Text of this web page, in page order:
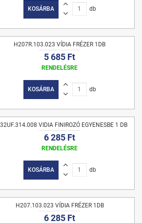
KOSÁRBA db
H207R.103.023 VÍDIA FRÉZER 1DB
5 685 Ft
RENDELÉSRE
KOSÁRBA db
VIDIA FINIROZÓ EGYENESBE 1 DB
6 285 Ft
RENDELÉSRE
KOSÁRBA db
H207.103.023 VÍDIA FRÉZER 1DB
6 285 Ft